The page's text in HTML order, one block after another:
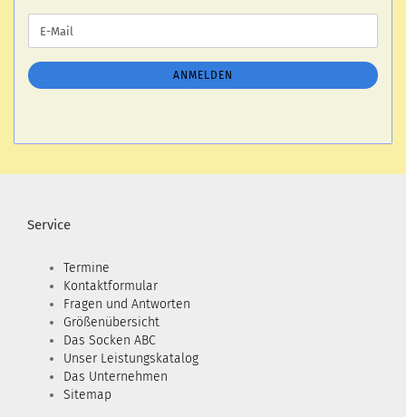
ZUR
ANMELDUNG
E-
Mail
ANMELDEN
Service
Termine
Kontaktformular
Fragen und Antworten
Größenübersicht
Das Socken ABC
Unser Leistungskatalog
Das Unternehmen
Sitemap